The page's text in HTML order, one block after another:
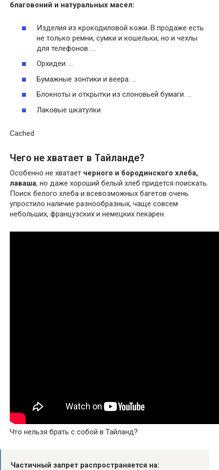
благовоний и натуральных масел:
Изделия из крокодиловой кожи. В продаже есть
не только ремни, сумки и кошельки, но и чехлы
для телефонов. …
Орхидеи. …
Бумажные зонтики и веера. …
Блокноты и открытки из слоновьей бумаги. …
Лаковые шкатулки.
Cached
Чего не хватает в Тайланде?
Особенно не хватает черного и бородинского хлеба,
лаваша, но даже хороший белый хлеб придется поискать.
Поиск белого хлеба и всевозможных багетов очень
упростило наличие разнообразных, чаще совсем
небольших, французских и немецких пекарен.
Что нельзя брать с собой в Тайланд?
Частичный запрет распространяется на: